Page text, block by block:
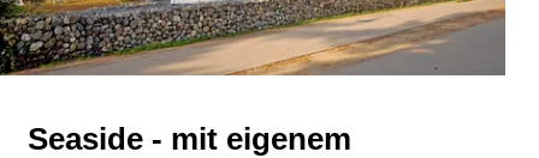
Seaside - mit eigenem